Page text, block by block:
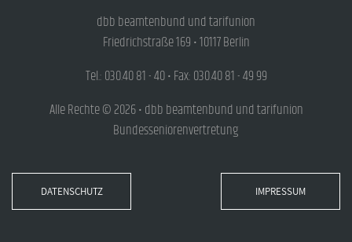
dbb beamtenbund und tarifunion
Friedrichstraße 169 • 10117 Berlin
Tel.: 030.40 81 - 40 • Fax: 030.40 81 - 49 99
Alle Rechte © 2026 • dbb beamtenbund und tarifunion
Bundesseniorenvertretung
DATENSCHUTZ IMPRESSUM